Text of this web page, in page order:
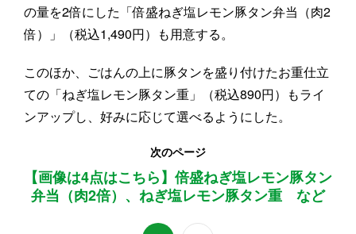
の量を2倍にした「倍盛ねぎ塩レモン豚タン弁当（肉2
倍）」（税込1,490円）も用意する。
このほか、ごはんの上に豚タンを盛り付けたお重仕立
ての「ねぎ塩レモン豚タン重」（税込890円）もライ
ンアップし、好みに応じて選べるようにした。
次のページ
【画像は4点はこちら】倍盛ねぎ塩レモン豚タン
弁当（肉2倍）、ねぎ塩レモン豚タン重 など